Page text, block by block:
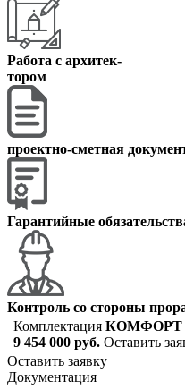
Работа с архитек-
тором
проектно-сметная
Гарантийные
Контроль со стороны
Комплектация КОМФОРТ
9 454 000 руб. Оставить
Оставить заявку
Документация